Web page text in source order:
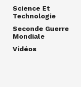
Science Et
Technologie
Seconde Guerre
Mondiale
Vidéos